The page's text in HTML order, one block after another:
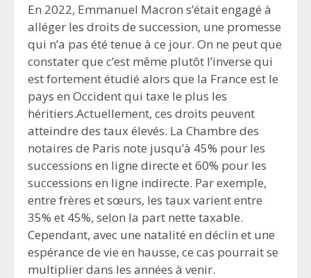
En 2022, Emmanuel Macron s’était engagé à
alléger les droits de succession, une promesse
qui n’a pas été tenue à ce jour. On ne peut que
constater que c’est même plutôt l’inverse qui
est fortement étudié alors que la France est le
pays en Occident qui taxe le plus les
héritiers.Actuellement, ces droits peuvent
atteindre des taux élevés. La Chambre des
notaires de Paris note jusqu’à 45% pour les
successions en ligne directe et 60% pour les
successions en ligne indirecte. Par exemple,
entre frères et sœurs, les taux varient entre
35% et 45%, selon la part nette taxable.
Cependant, avec une natalité en déclin et une
espérance de vie en hausse, ce cas pourrait se
multiplier dans les années à venir.